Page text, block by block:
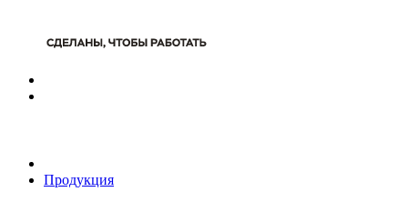
Продукция